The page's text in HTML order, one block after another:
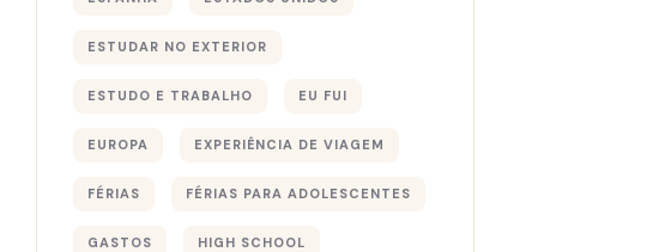
ESTUDAR NO EXTERIOR
ESTUDO E TRABALHO EU FUI
EUROPA EXPERIÊNCIA DE VIAGEM
FÉRIAS FÉRIAS PARA ADOLESCENTES
GASTOS HIGH SCHOOL